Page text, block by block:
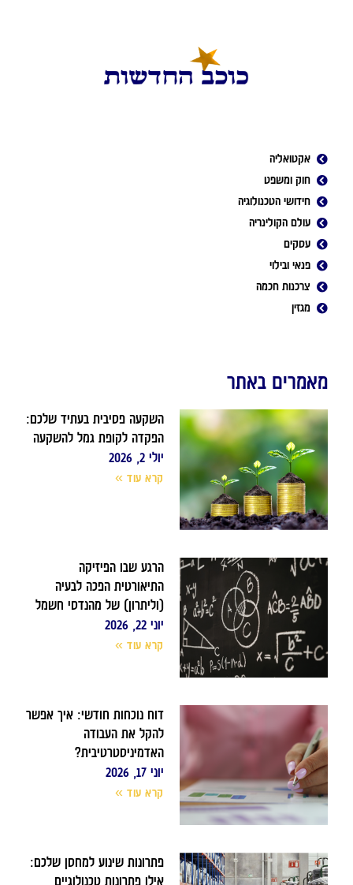
אקטואליה
חוק ומשפט
חידושי הטכנולוגיה
עולם הקולינריה
עסקים
פנאי ובילוי
צרכנות חכמה
מגזין
מאמרים באתר
השקעה פסיבית בעתיד שלכם:
הפקדה לקופת גמל להשקעה
יולי 2, 2026
קרא עוד »
הרגע שבו הפיזיקה
התיאורטית הפכה לבעיה
(וליתרון) של מהנדסי חשמל
יוני 22, 2026
קרא עוד »
דוח נוכחות חודשי: איך אפשר
להקל את העבודה
האדמיניסטרטיבית?
יוני 17, 2026
קרא עוד »
פתרונות שינוע למחסן שלכם:
אילו פתרונות טכנולוגיים